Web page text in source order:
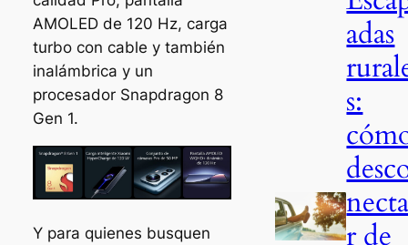
AMOLED de 120 Hz, carga
turbo con cable y también
inalámbrica y un
procesador Snapdragon 8
Gen 1.
Y para quienes busquen
adas
s:
r de